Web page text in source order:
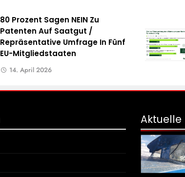
80 Prozent Sagen NEIN Zu
Patenten Auf Saatgut /
Repräsentative Umfrage In Fünf
EU-Mitgliedstaaten
14. April 2026
Aktuelle